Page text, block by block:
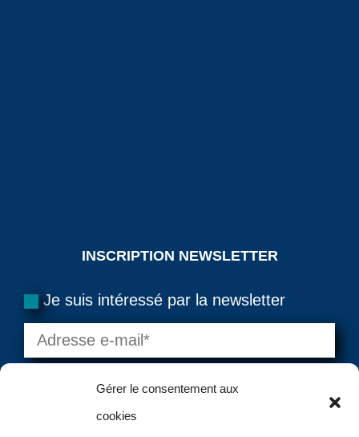
Gérer le consentement aux
cookies
INSCRIPTION NEWSLETTER
Je suis intéressé par la newsletter